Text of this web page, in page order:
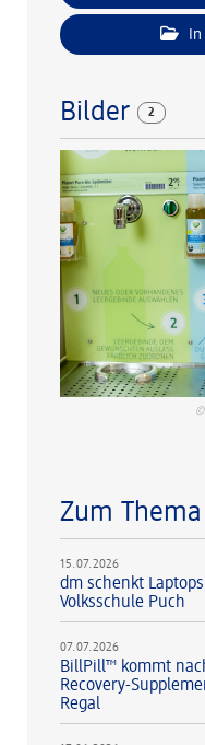
Bilder 2
©
Zum Thema
15.07.2026
dm schenkt
Volksschule Puch
07.07.2026
BillPill™ kommt
Recovery-
Regal